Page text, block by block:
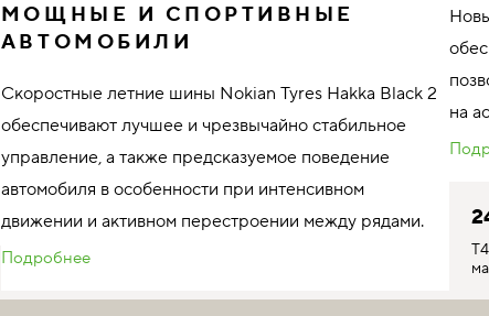
МОЩНЫЕ И СПОРТИВНЫЕ
АВТОМОБИЛИ
Скоростные летние шины Nokian Tyres Hakka Black 2
обеспечивают лучшее и чрезвычайно стабильное
управление, а также предсказуемое поведение
автомобиля в особенности при интенсивном
движении и активном перестроении между рядами.
Подробнее
на